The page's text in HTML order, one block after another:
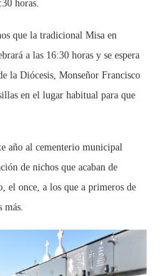
horas.
que la tradicional Misa en
a las 16:30 horas y se espera
la Diócesis, Monseñor Francisco
en el lugar habitual para que
año al cementerio municipal
de nichos que acaban de
el once, a los que a primeros de
más.